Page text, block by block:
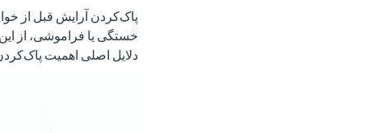
پاک‌کردن آرایش قبل از
خستگی یا فراموشی، از
دلایل اصلی اهمیت